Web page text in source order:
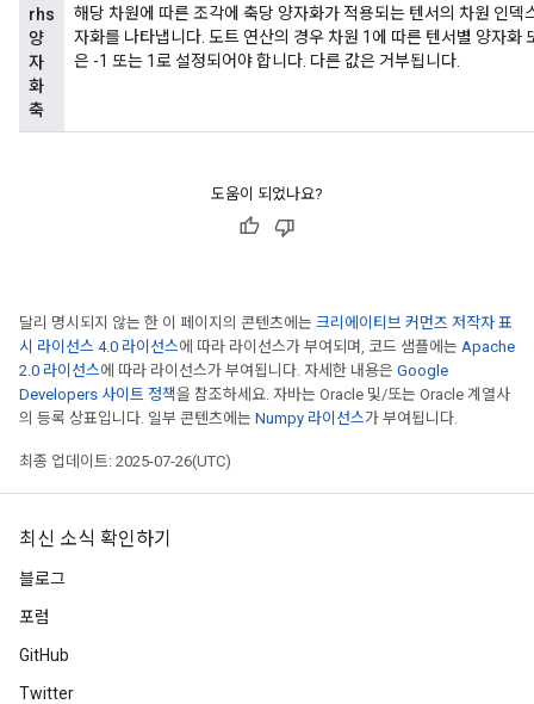
rhs
양
자
화
축
해당 차원에 따른 조각에 축당 양자화가 적용되는 텐서의 차원 인
자화를 나타냅니다. 도트 연산의 경우 차원 1에 따른 텐서별 양자화
은 -1 또는 1로 설정되어야 합니다. 다른 값은 거부됩니다.
도움이 되었나요?
달리 명시되지 않는 한 이 페이지의 콘텐츠에는 크리에이티브 커먼즈 저작자 표
시 라이선스 4.0 라이선스에 따라 라이선스가 부여되며, 코드 샘플에는 Apache
2.0 라이선스에 따라 라이선스가 부여됩니다. 자세한 내용은 Google
Developers 사이트 정책을 참조하세요. 자바는 Oracle 및/또는 Oracle 계열사
의 등록 상표입니다. 일부 콘텐츠에는 Numpy 라이선스가 부여됩니다.
최종 업데이트: 2025-07-26(UTC)
최신 소식 확인하기
블로그
포럼
GitHub
Twitter